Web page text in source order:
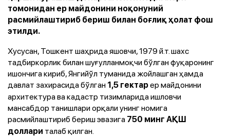
томонидан ер майдонини ноқонуний
расмийлаштириб бериш билан боғлиқ ҳолат фош
этилди.
Хусусан, Тошкент шаҳрида яшовчи, 1979 й.т. шахс
тадбиркорлик билан шуғулланмоқчи бўлган фуқаронинг
ишончига кириб, Янгийўл туманида жойлашган ҳамда
давлат захирасида бўлган 1,5 гектарер майдонини
архитектура ва кадастр тизимларида ишловчи
мансабдор танишлари орқали унинг номига
расмийлаштириб бериш эвазига 750 минг АҚШ
доллари талаб қилган.